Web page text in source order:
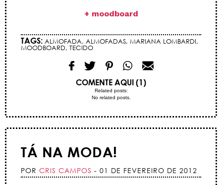
+ moodboard
TAGS: ALMOFADA, ALMOFADAS, MARIANA LOMBARDI,
MOODBOARD, TECIDO
COMENTE AQUI (1)
Related posts:
No related posts.
TÁ NA MODA!
POR CRIS CAMPOS - 01 DE FEVEREIRO DE 2012